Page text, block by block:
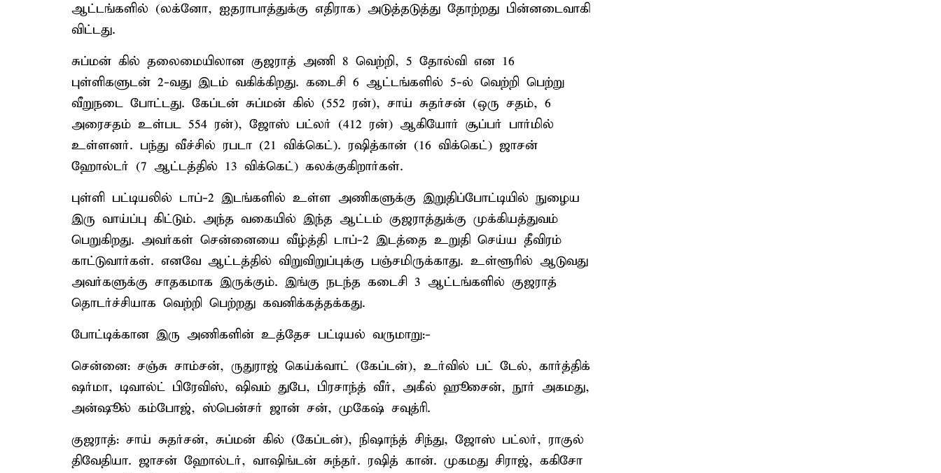
ஆட்டங்களில் (லக்னோ, ஐதராபாத்துக்கு எதிராக) அடுத்தடுத்து தோற்றது பின்னடைவாகி
விட்டது.
சுப்மன் கில் தலைமையிலான குஜராத் அணி 8 வெற்றி, 5 தோல்வி என 16
புள்ளிகளுடன் 2-வது இடம் வகிக்கிறது. கடைசி 6 ஆட்டங்களில் 5-ல் வெற்றி பெற்று
வீறுநடை போட்டது. கேப்டன் சுப்மன் கில் (552 ரன்), சாய் சுதர்சன் (ஒரு சதம், 6
அரைசதம் உள்பட 554 ரன்), ஜோஸ் பட்லர் (412 ரன்) ஆகியோர் சூப்பர் பார்மில்
உள்ளனர். பந்து வீச்சில் ரபடா (21 விக்கெட்). ரஷித்கான் (16 விக்கெட்) ஜாசன்
ஹோல்டர் (7 ஆட்டத்தில் 13 விக்கெட்) கலக்குகிறார்கள்.
புள்ளி பட்டியலில் டாப்-2 இடங்களில் உள்ள அணிகளுக்கு இறுதிப்போட்டியில் நுழைய
இரு வாய்ப்பு கிட்டும். அந்த வகையில் இந்த ஆட்டம் குஜராத்துக்கு முக்கியத்துவம்
பெறுகிறது. அவர்கள் சென்னையை வீழ்த்தி டாப்-2 இடத்தை உறுதி செய்ய தீவிரம்
காட்டுவார்கள். எனவே ஆட்டத்தில் விறுவிறுப்புக்கு பஞ்சமிருக்காது. உள்ளூரில் ஆடுவது
அவர்களுக்கு சாதகமாக இருக்கும். இங்கு நடந்த கடைசி 3 ஆட்டங்களில் குஜராத்
தொடர்ச்சியாக வெற்றி பெற்றது கவனிக்கத்தக்கது.
போட்டிக்கான இரு அணிகளின் உத்தேச பட்டியல் வருமாறு:-
சென்னை: சஞ்சு சாம்சன், ருதுராஜ் கெய்க்வாட் (கேப்டன்), உர்வில் பட் டேல், கார்த்திக்
ஷர்மா, டிவால்ட் பிரேவிஸ், ஷிவம் துபே, பிரசாந்த் வீர், அகீல் ஹூசைன், நூர் அகமது,
அன்ஷூல் கம்போஜ், ஸ்பென்சர் ஜான் சன், முகேஷ் சவுத்ரி.
குஜராத்: சாய் சுதர்சன், சுப்மன் கில் (கேப்டன்), நிஷாந்த் சிந்து, ஜோஸ் பட்லர், ராகுல்
திவேதியா. ஜாசன் ஹோல்டர், வாஷிங்டன் சுந்தர். ரஷித் கான். முகமது சிராஜ், ககிசோ